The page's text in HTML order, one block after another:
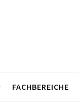
FACHBEREICHE